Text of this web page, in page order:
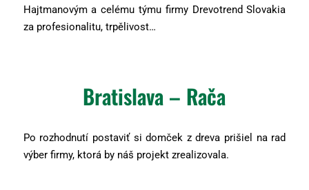
Hajtmanovým a celému týmu firmy Drevotrend Slovakia
za profesionalitu, trpělivost…
Bratislava – Rača
Po rozhodnutí postaviť si domček z dreva prišiel na rad
výber firmy, ktorá by náš projekt zrealizovala.